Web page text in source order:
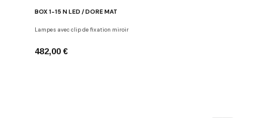
BOX 1-15 N LED / DORÉ MAT
Lampes avec clip de fixation miroir
482,00 €